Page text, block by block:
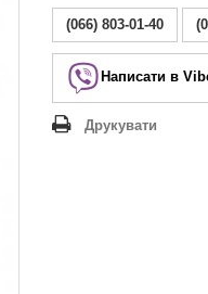
(066) 803-01-40
Написати в
Друкувати